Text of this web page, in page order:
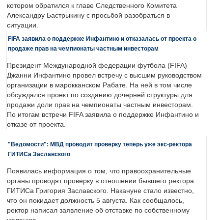
котором обратился к главе Следственного Комитета
Александру Бастрыкину с просьбой разобраться в
ситуации.
FIFA заявила о поддержке Инфантино и отказалась от проекта о
продаже прав на чемпионаты частным инвесторам
Президент Международной федерации футбола (FIFA)
Джанни Инфантино провел встречу с высшим руководством
организации в марокканском Рабате. На ней в том числе
обсуждался проект по созданию дочерней структуры для
продажи доли прав на чемпионаты частным инвесторам.
По итогам встречи FIFA заявила о поддержке Инфантино и
отказе от проекта.
"Ведомости": МВД проводит проверку теперь уже экс-ректора
ГИТИСа Заславского
Появилась информация о том, что правоохранительные
органы проводят проверку в отношении бывшего ректора
ГИТИСа Григория Заславского. Накануне стало известно,
что он покидает должность 5 августа. Как сообщалось,
ректор написал заявление об отставке по собственному